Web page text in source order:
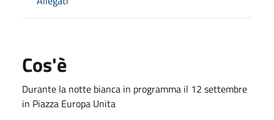
Cos'è
Durante la notte bianca in programma il 12 settembre
in Piazza Europa Unita